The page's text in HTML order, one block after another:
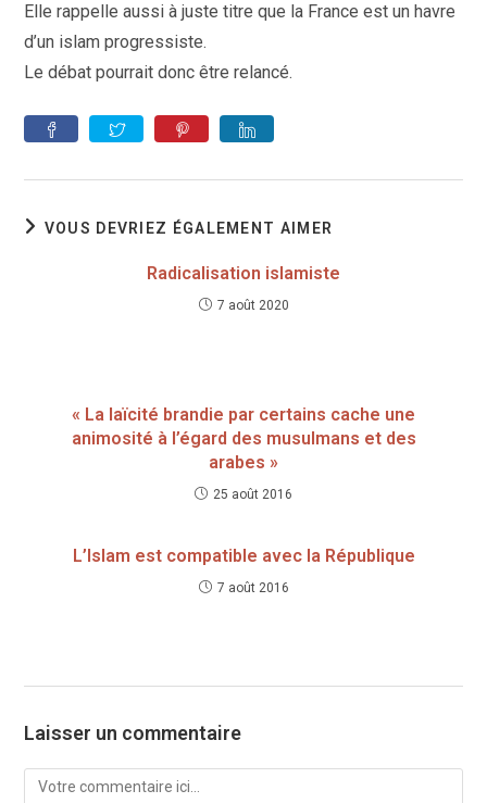
Elle rappelle aussi à juste titre que la France est un havre
d’un islam progressiste.
Le débat pourrait donc être relancé.
VOUS DEVRIEZ ÉGALEMENT AIMER
Radicalisation islamiste
7 août 2020
« La laïcité brandie par certains cache une
animosité à l’égard des musulmans et des
arabes »
25 août 2016
L’Islam est compatible avec la République
7 août 2016
Laisser un commentaire
Comment